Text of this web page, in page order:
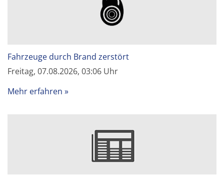
Fahrzeuge durch Brand zerstört
Freitag, 07.08.2026, 03:06 Uhr
Mehr erfahren